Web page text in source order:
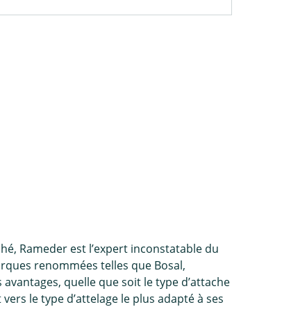
Rameder est l’expert inconstatable du
renommées telles que Bosal,
quelle que soit le type d’attache
le type d’attelage le plus adapté à ses